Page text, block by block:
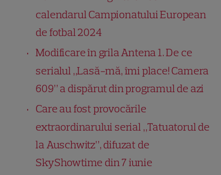
calendarul Campionatului European
de fotbal 2024
Modificare în grila Antena 1. De ce
serialul „Lasă-mă, îmi place! Camera
609” a dispărut din programul de azi
Care au fost provocările
extraordinarului serial „Tatuatorul de
la Auschwitz”, difuzat de
SkyShowtime din 7 iunie